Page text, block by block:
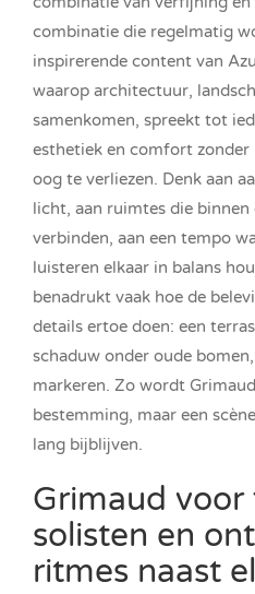
combinatie die regelmatig
inspirerende content van
waarop architectuur,
samenkomen, spreekt tot
esthetiek en comfort
oog te verliezen. Denk aan
licht, aan ruimtes die
verbinden, aan een tempo
luisteren elkaar in balans
benadrukt vaak hoe de
details ertoe doen: een
schaduw onder oude
markeren. Zo wordt
bestemming, maar een
lang bijblijven.
Grimaud voor
solisten en
ritmes naast